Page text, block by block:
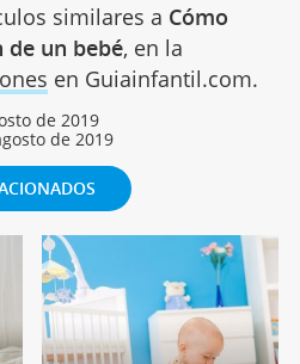
similares a Cómo
de un bebé, en la
en Guiainfantil.com.
de 2019
de 2019